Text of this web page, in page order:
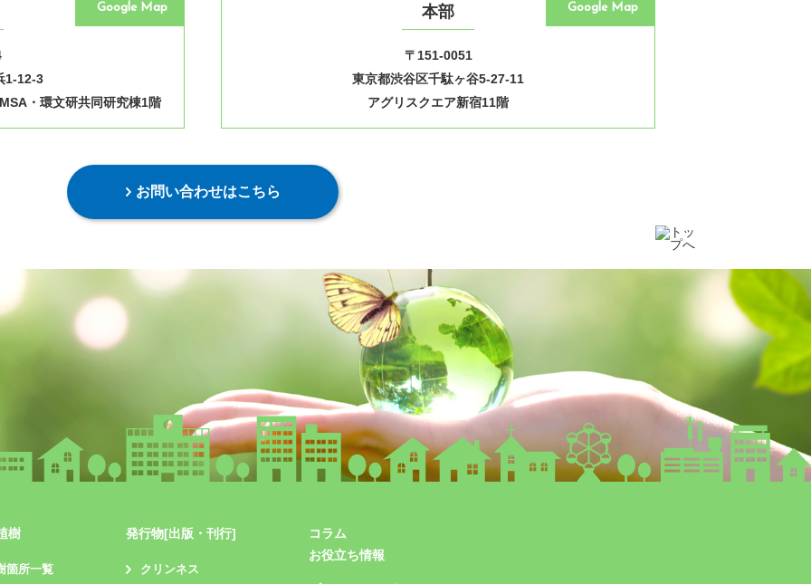
1-12-3
・環文研共同研究棟1階
Google Map 本部
〒151-0051
東京都渋谷区千駄ヶ谷5-27-11
アグリスクエア新宿11階
Google Map
お問い合わせはこちら
樹
箇所一覧
発行物[出版・刊行]
クリンネス
コラム
お役立ち情報